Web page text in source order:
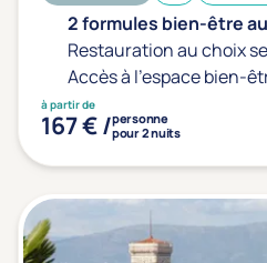
2 formules bien-être
Restauration au choix
Accès à l'espace bien-
à partir de
167 € /personne
pour 2 nuits